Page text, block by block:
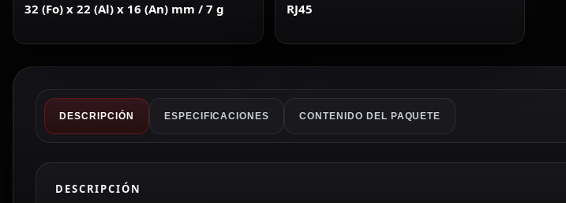
32 (Fo) x 22 (Al) x 16 (An) mm / 7 g RJ45
DESCRIPCIÓN ESPECIFICACIONES CONTENIDO DEL PAQUETE
DESCRIPCIÓN